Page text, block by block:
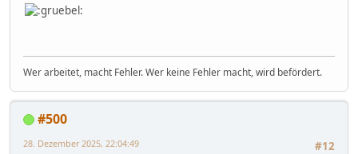
Wer arbeitet, macht Fehler. Wer keine Fehler macht, wird befördert.
#500
#12
28. Dezember 2025, 22:04:49